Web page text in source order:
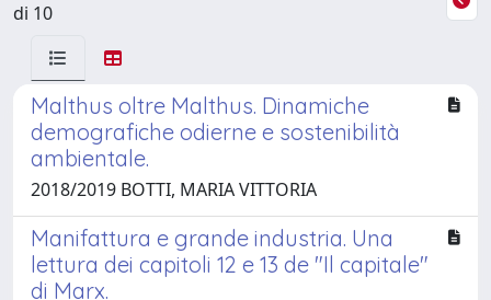
di 10
Malthus oltre Malthus. Dinamiche
demografiche odierne e sostenibilità
ambientale.
2018/2019 BOTTI, MARIA VITTORIA
Manifattura e grande industria. Una
lettura dei capitoli 12 e 13 de "Il capitale"
di Marx.